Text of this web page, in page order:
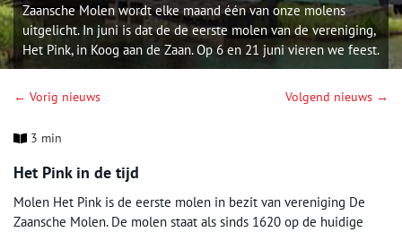
Zaansche Molen wordt elke maand één van onze molens
uitgelicht. In juni is dat de de eerste molen van de vereniging,
Het Pink, in Koog aan de Zaan. Op 6 en 21 juni vieren we feest.
← Vorig nieuws Volgend nieuws →
3 min
Het Pink in de tijd
Molen Het Pink is de eerste molen in bezit van vereniging De
Zaansche Molen. De molen staat als sinds 1620 op de huidige